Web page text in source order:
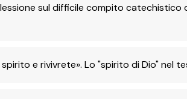
sul difficile compito
e rivivrete». Lo "spirito di Dio" nel